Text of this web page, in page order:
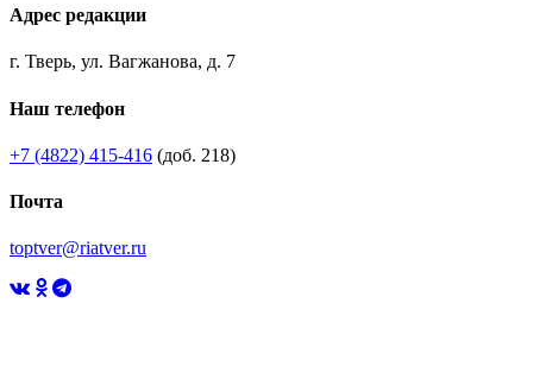
Адрес редакции
г. Тверь, ул. Вагжанова, д. 7
Наш телефон
+7 (4822) 415-416 (доб. 218)
Почта
toptver@riatver.ru